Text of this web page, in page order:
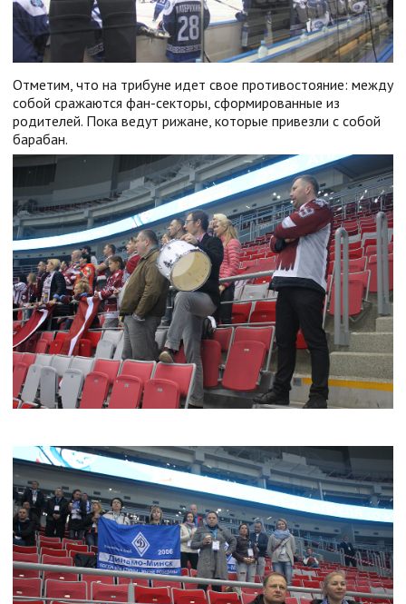
Отметим, что на трибуне идет свое противостояние: между
собой сражаются фан-секторы, сформированные из
родителей. Пока ведут рижане, которые привезли с собой
барабан.